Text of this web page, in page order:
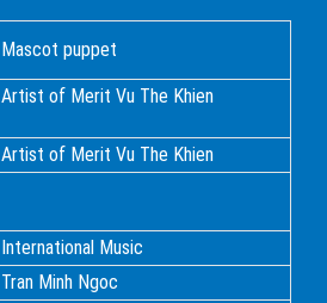
Mascot puppet
Artist of Merit Vu The Khien
Artist of Merit Vu The Khien
International Music
Tran Minh Ngoc